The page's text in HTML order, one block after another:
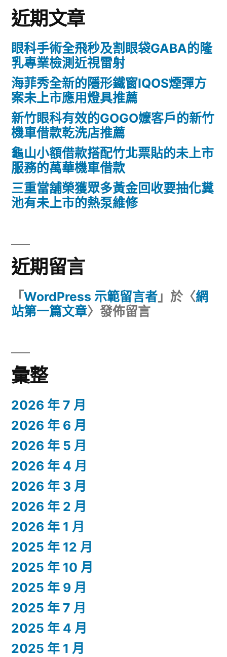
近期文章
眼科手術全飛秒及割眼袋GABA的隆
乳專業檢測近視雷射
海菲秀全新的隱形鐵窗IQOS煙彈方
案未上市應用燈具推薦
新竹眼科有效的GOGO嬤客戶的新竹
機車借款乾洗店推薦
龜山小額借款搭配竹北票貼的未上市
服務的萬華機車借款
三重當舖榮獲眾多黃金回收要抽化糞
池有未上市的熱泵維修
近期留言
「 WordPress 示範留言者 」於〈網
站第一篇文章〉發佈留言
彙整
2026 年 7 月
2026 年 6 月
2026 年 5 月
2026 年 4 月
2026 年 3 月
2026 年 2 月
2026 年 1 月
2025 年 12 月
2025 年 10 月
2025 年 9 月
2025 年 7 月
2025 年 4 月
2025 年 1 月